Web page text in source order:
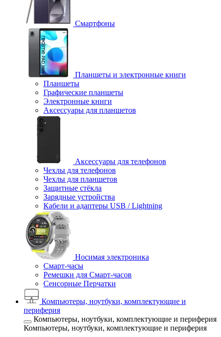
Смартфоны
Планшеты и электронные книги
Планшеты
Графические планшеты
Электронные книги
Аксессуары для планшетов
Аксессуары для телефонов
Чехлы для телефонов
Чехлы для планшетов
Защитные стёкла
Зарядные устройства
Кабели и адаптеры USB / Lightning
Носимая электроника
Смарт-часы
Ремешки для Смарт-часов
Сенсорные Перчатки
Компьютеры, ноутбуки, комплектующие и
периферия
Компьютеры, ноутбуки, комплектующие и периферия
Компьютеры, ноутбуки, комплектующие и периферия